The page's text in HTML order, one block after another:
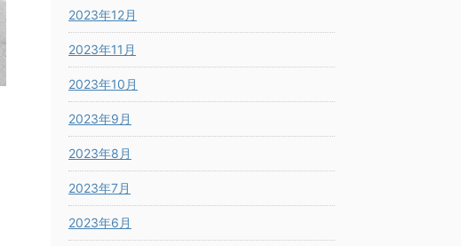
2023年12月
2023年11月
2023年10月
2023年9月
2023年8月
2023年7月
2023年6月